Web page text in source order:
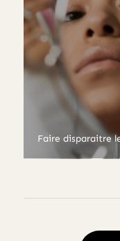
Faire disparaitre